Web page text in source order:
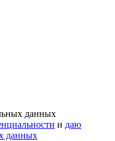
данных
и даю
данных